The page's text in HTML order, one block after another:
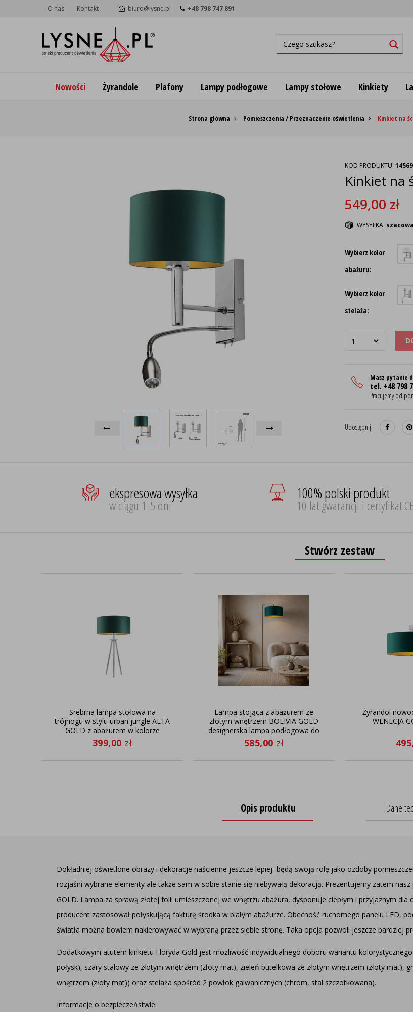
O nas Kontakt biuro@lysne.pl +48 798 747 891
Nowości Żyrandole Plafony Lampy podłogowe Lampy stołowe Kinkiety
Strona główna Pomieszczenia / Przeznaczenie oświetlenia Kinkiet na
KOD PRODUKTU:
Kinkiet na
549,00 zł
WYSYŁKA:
Wybierz kolor
abażuru:
Wybierz kolor
stelaża:
Masz pytanie
tel. +48 798
Pracujemy od
Udostępnij:
ekspresowa wysyłka
w ciągu 1-5 dni
100% polski produkt
10 lat gwarancji i certyfikat CE
Stwórz zestaw
Srebrna lampa stołowa na
trójnogu w stylu urban jungle ALTA
GOLD z abażurem w kolorze
zieleni butelkowej
399,00 zł
Lampa stojąca z abażurem ze
złotym wnętrzem BOLIVIA GOLD
designerska lampa podłogowa do
salonu
585,00 zł
Żyrandol
WENECJA
Opis produktu Dane
Dokładniej oświetlone obrazy i dekoracje naścienne jeszcze lepiej będą swoją rolę jako ozdoby
rozjaśni wybrane elementy ale także sam w sobie stanie się niebywałą dekoracją. Prezentujemy zatem
GOLD. Lampa za sprawą złotej folii umieszczonej we wnętrzu abażura, dysponuje ciepłym i przyjaznym
producent zastosował połyskującą fakturę środka w białym abażurze. Obecność ruchomego panelu LED,
światła można bowiem nakierowywać w wybraną przez siebie stronę. Taka opcja pozwoli jeszcze bardziej
Dodatkowym atutem kinkietu Floryda Gold jest możliwość indywidualnego doboru wariantu
połysk), szary stalowy ze złotym wnętrzem (złoty mat), zieleń butelkowa ze złotym wnętrzem (złoty mat),
wnętrzem (złoty mat)) oraz stelaża spośród 2 powłok galwanicznych (chrom, stal szczotkowana).
Informacje o bezpieczeństwie: